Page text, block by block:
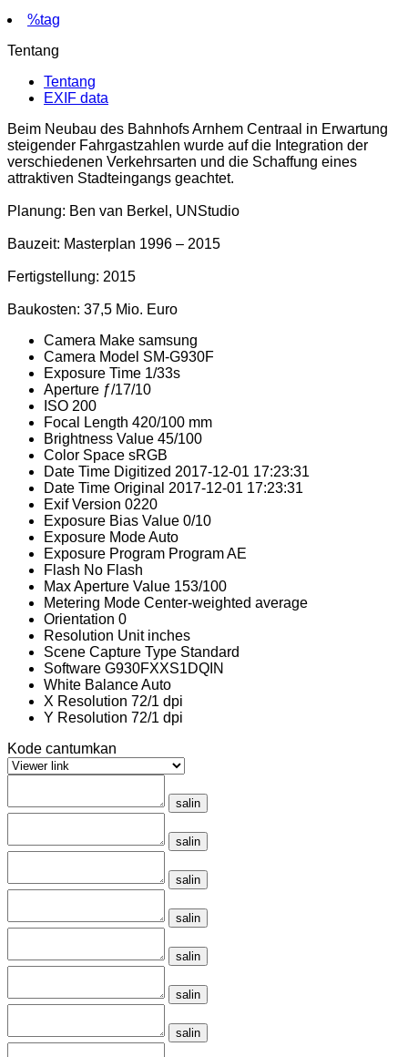
%tag
Tentang
Tentang
EXIF data
Beim Neubau des Bahnhofs Arnhem Centraal in Erwartung
steigender Fahrgastzahlen wurde auf die Integration der
verschiedenen Verkehrsarten und die Schaffung eines
attraktiven Stadteingangs geachtet.
Planung: Ben van Berkel, UNStudio
Bauzeit: Masterplan 1996 – 2015
Fertigstellung: 2015
Baukosten: 37,5 Mio. Euro
Camera Make samsung
Camera Model SM-G930F
Exposure Time 1/33s
Aperture ƒ/17/10
ISO 200
Focal Length 420/100 mm
Brightness Value 45/100
Color Space sRGB
Date Time Digitized 2017-12-01 17:23:31
Date Time Original 2017-12-01 17:23:31
Exif Version 0220
Exposure Bias Value 0/10
Exposure ModeAuto
Exposure Program Program AE
Flash No Flash
Max Aperture Value 153/100
Metering Mode Center-weighted average
Orientation 0
Resolution Unit inches
Scene Capture Type Standard
Software G930FXXS1DQIN
White BalanceAuto
X Resolution 72/1 dpi
Y Resolution 72/1 dpi
Kode cantumkan
salin
salin
salin
salin
salin
salin
salin